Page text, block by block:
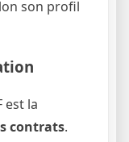
son profil
est la
contrats.